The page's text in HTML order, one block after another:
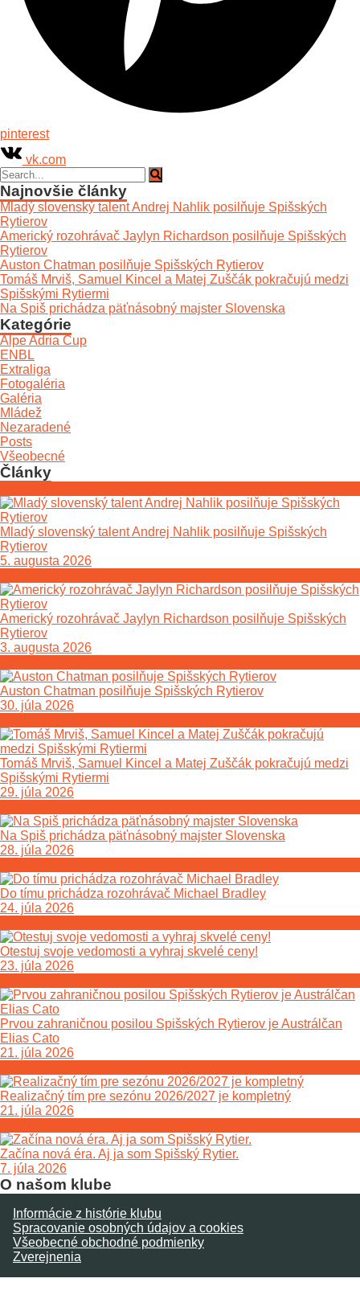
pinterest
vk.com
Najnovšie články
Mladý slovenský talent Andrej Nahlik posilňuje Spišských
Rytierov
Americký rozohrávač Jaylyn Richardson posilňuje Spišských
Rytierov
Auston Chatman posilňuje Spišských Rytierov
Tomáš Mrviš, Samuel Kincel a Matej Zuščák pokračujú medzi
Spišskými Rytiermi
Na Spiš prichádza päťnásobný majster Slovenska
Kategórie
Alpe Adria Cup
ENBL
Extraliga
Fotogaléria
Galéria
Mládež
Nezaradené
Posts
Všeobecné
Články
Mladý slovenský talent Andrej Nahlik posilňuje Spišských
Rytierov
5. augusta 2026
Americký rozohrávač Jaylyn Richardson posilňuje Spišských
Rytierov
3. augusta 2026
Auston Chatman posilňuje Spišských Rytierov
30. júla 2026
Tomáš Mrviš, Samuel Kincel a Matej Zuščák pokračujú medzi
Spišskými Rytiermi
29. júla 2026
Na Spiš prichádza päťnásobný majster Slovenska
28. júla 2026
Do tímu prichádza rozohrávač Michael Bradley
24. júla 2026
Otestuj svoje vedomosti a vyhraj skvelé ceny!
23. júla 2026
Prvou zahraničnou posilou Spišských Rytierov je Austrálčan
Elias Cato
21. júla 2026
Realizačný tím pre sezónu 2026/2027 je kompletný
21. júla 2026
Začína nová éra. Aj ja som Spišský Rytier.
7. júla 2026
O našom klube
Informácie z histórie klubu
Spracovanie osobných údajov a cookies
Všeobecné obchodné podmienky
Zverejnenia